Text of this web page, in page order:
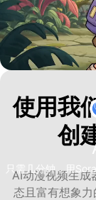
只需几分钟，用
使用我
创
AI动漫视频生成
态且富有想象